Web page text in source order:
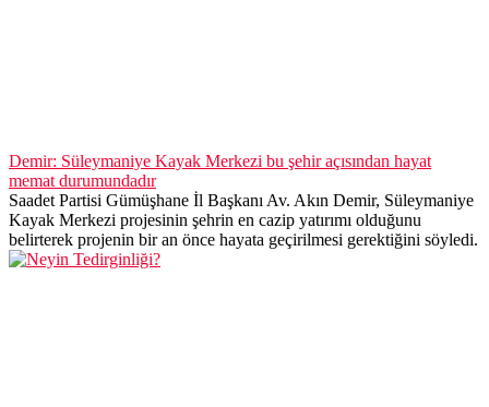
Demir: Süleymaniye Kayak Merkezi bu şehir açısından hayat
memat durumundadır
Saadet Partisi Gümüşhane İl Başkanı Av. Akın Demir, Süleymaniye
Kayak Merkezi projesinin şehrin en cazip yatırımı olduğunu
belirterek projenin bir an önce hayata geçirilmesi gerektiğini söyledi.